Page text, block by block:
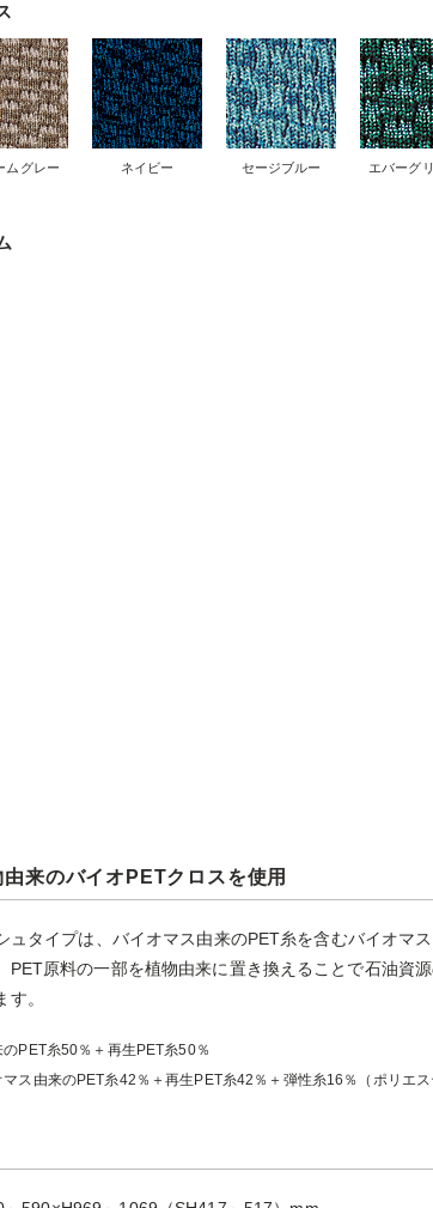
ムグレー ネイビー セージブルー エバーグ
来のバイオPETクロスを使用
ュタイプは、バイオマス由来のPET糸を含むバイオマ
PET原料の一部を植物由来に置き換えることで石油資
。
PET糸50％＋再生PET糸50％
ス由来のPET糸42％＋再生PET糸42％＋弾性糸16％（ポリエス